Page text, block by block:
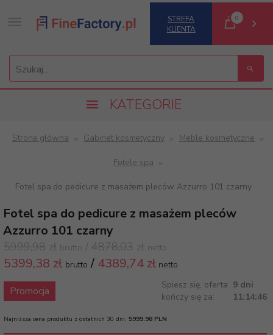
Szukaj...
STREFA
KLIENTA
0
KATEGORIE
Strona główna Gabinet kosmetyczny Meble kosmetyczne
Fotele spa
Fotel spa do pedicure z masażem pleców Azzurro 101 czarny
Fotel spa do pedicure z masażem pleców
Azzurro 101 czarny
5999,98 zł brutto / 4878,03 zł netto
5399,38 zł brutto / 4389,74 zł netto
Promocja
Spiesz się, oferta
kończy się za:
9 dni
11:14:46
Najniższa cena produktu z ostatnich 30 dni: 5999.98 PLN